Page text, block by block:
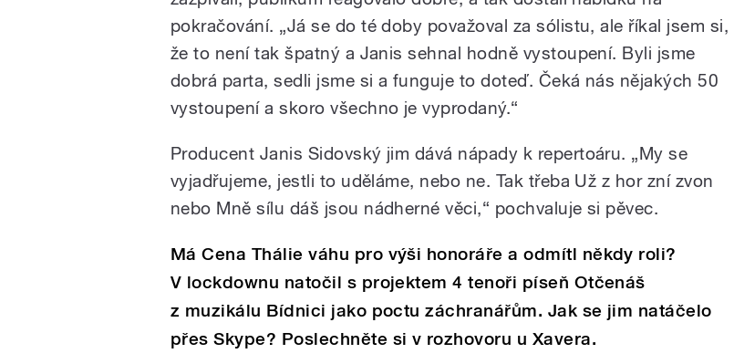
pokračování. „Já se do té doby považoval za sólistu, ale říkal jsem si,
že to není tak špatný a Janis sehnal hodně vystoupení. Byli jsme
dobrá parta, sedli jsme si a funguje to doteď. Čeká nás nějakých 50
vystoupení a skoro všechno je vyprodaný.“
Producent Janis Sidovský jim dává nápady k repertoáru. „My se
vyjadřujeme, jestli to uděláme, nebo ne. Tak třeba Už z hor zní zvon
nebo Mně sílu dáš jsou nádherné věci,“ pochvaluje si pěvec.
Má Cena Thálie váhu pro výši honoráře a odmítl někdy roli?
V lockdownu natočil s projektem 4 tenoři píseň Otčenáš
z muzikálu Bídnici jako poctu záchranářům. Jak se jim natáčelo
přes Skype? Poslechněte si v rozhovoru u Xavera.